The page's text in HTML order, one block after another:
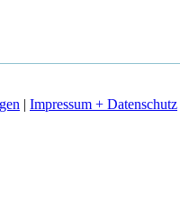
| Impressum + Datenschutz